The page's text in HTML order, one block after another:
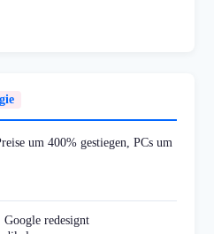
um 400% gestiegen, PCs um
redesignt